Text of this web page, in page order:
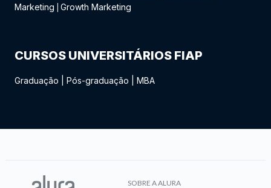
Marketing
Growth Marketing
CURSOS UNIVERSITÁRIOS FIAP
Graduação Pós-graduação MBA
SOBRE A ALURA